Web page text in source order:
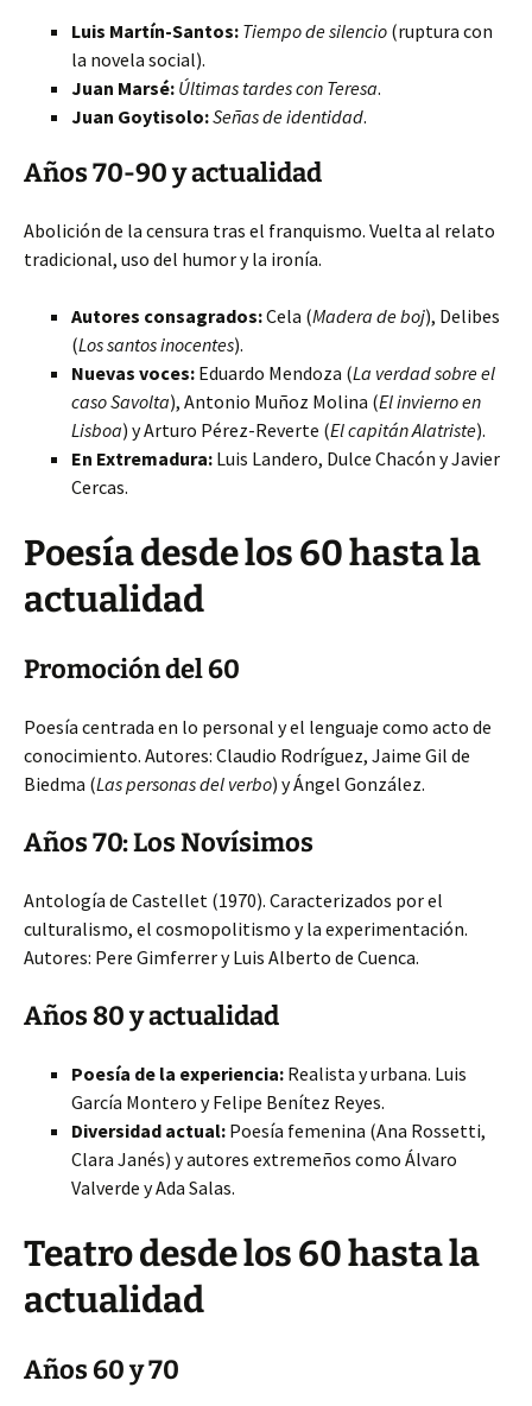
Luis Martín-Santos: Tiempo de silencio (ruptura con
la novela social).
Juan Marsé: Últimas tardes con Teresa.
Juan Goytisolo:Señas de identidad.
Años 70-90 y actualidad
Abolición de la censura tras el franquismo. Vuelta al relato
tradicional, uso del humor y la ironía.
Autores consagrados:Cela (Madera de boj), Delibes
(Los santos inocentes).
Nuevas voces: Eduardo Mendoza (La verdad sobre el
caso Savolta), Antonio Muñoz Molina (El invierno en
Lisboa) y Arturo Pérez-Reverte (El capitán Alatriste).
En Extremadura: Luis Landero, Dulce Chacón y Javier
Cercas.
Poesía desde los 60 hasta la
actualidad
Promoción del 60
Poesía centrada en lo personal y el lenguaje como acto de
conocimiento. Autores: Claudio Rodríguez, Jaime Gil de
Biedma (Las personas del verbo) y Ángel González.
Años 70: Los Novísimos
Antología de Castellet (1970). Caracterizados por el
culturalismo, el cosmopolitismo y la experimentación.
Autores: Pere Gimferrer y Luis Alberto de Cuenca.
Años 80 y actualidad
Poesía de la experiencia: Realista y urbana. Luis
García Montero y Felipe Benítez Reyes.
Diversidad actual: Poesía femenina (Ana Rossetti,
Clara Janés) y autores extremeños como Álvaro
Valverde y Ada Salas.
Teatro desde los 60 hasta la
actualidad
Años 60 y 70